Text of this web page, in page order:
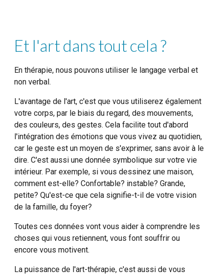
Et l'art dans tout cela ?
En thérapie, nous pouvons utiliser le langage verbal et
non verbal.
L'avantage de l'art, c'est que vous utiliserez également
votre corps, par le biais du regard, des mouvements,
des couleurs, des gestes. Cela facilite tout d'abord
l'intégration des émotions que vous vivez au quotidien,
car le geste est un moyen de s'exprimer, sans avoir à le
dire. C'est aussi une donnée symbolique sur votre vie
intérieur. Par exemple, si vous dessinez une maison,
comment est-elle? Confortable? instable? Grande,
petite? Qu'est-ce que cela signifie-t-il de votre vision
de la famille, du foyer?
Toutes ces données vont vous aider à comprendre les
choses qui vous retiennent, vous font souffrir ou
encore vous motivent.
La puissance de l'art-thérapie, c'est aussi de vous